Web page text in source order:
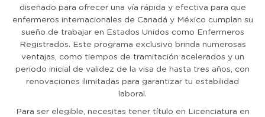
diseñado para ofrecer una vía rápida y efectiva para que
enfermeros internacionales de Canadá y México cumplan su
sueño de trabajar en Estados Unidos como Enfermeros
Registrados. Este programa exclusivo brinda numerosas
ventajas, como tiempos de tramitación acelerados y un
periodo inicial de validez de la visa de hasta tres años, con
renovaciones ilimitadas para garantizar tu estabilidad
laboral.
Para ser elegible, necesitas tener título en Licenciatura en